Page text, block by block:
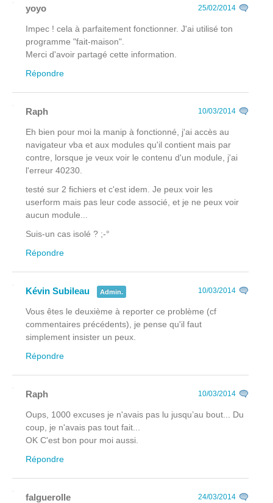
yoyo 25/02/2014
Impec ! cela à parfaitement fonctionner. J'ai utilisé ton
programme "fait-maison".
Merci d'avoir partagé cette information.
Répondre
Raph 10/03/2014
Eh bien pour moi la manip à fonctionné, j'ai accès au
navigateur vba et aux modules qu'il contient mais par
contre, lorsque je veux voir le contenu d'un module, j'ai
l'erreur 40230.
testé sur 2 fichiers et c'est idem. Je peux voir les
userform mais pas leur code associé, et je ne peux voir
aucun module...
Suis-un cas isolé ? ;-°
Répondre
Kévin Subileau Admin. 10/03/2014
Vous êtes le deuxième à reporter ce problème (cf
commentaires précédents), je pense qu'il faut
simplement insister un peux.
Répondre
Raph 10/03/2014
Oups, 1000 excuses je n'avais pas lu jusqu’au bout... Du
coup, je n'avais pas tout fait...
OK C'est bon pour moi aussi.
Répondre
falguerolle 24/03/2014